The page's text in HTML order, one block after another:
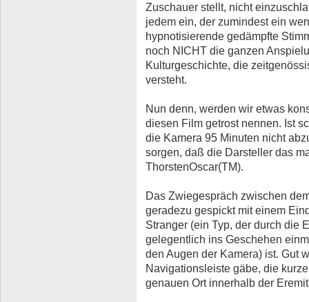
Zuschauer stellt, nicht
jedem ein, der zumindest ein
hypnotisierende gedämpfte
noch NICHT die ganzen
Kulturgeschichte, die
versteht.
Nun denn, werden wir etwas
diesen Film getrost nennen. Ist
die Kamera 95 Minuten nicht
sorgen, daß die Darsteller das
ThorstenOscar(TM).
Das Zwiegespräch zwischen
geradezu gespickt mit einem
Stranger (ein Typ, der durch die
gelegentlich ins Geschehen
den Augen der Kamera) ist. Gut
Navigationsleiste gäbe, die
genauen Ort innerhalb der